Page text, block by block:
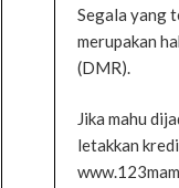
Segala yang
merupakan
(DMR).
Jika mahu
letakkan